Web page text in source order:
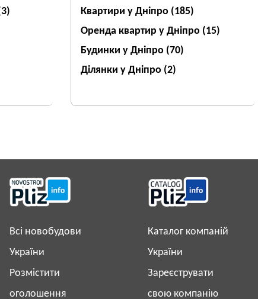
Квартири у Дніпрo (185)
Оренда квартир у Дніпро (15)
Будинки у Дніпро (70)
Ділянки у Дніпро (2)
Всі новобудови
України
Розмістити
оголошення
Каталог компаній
України
Зареєструвати
свою компанію